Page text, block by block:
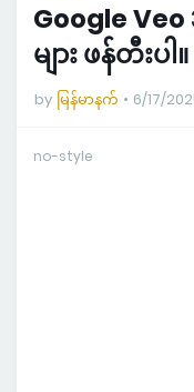
Google Veo
များ ဖန်တီးပါ။
by မြန်မာနက် 6/17/
no-style